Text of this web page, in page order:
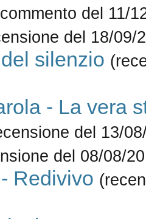
del 11/
del 18/09/
silenzio
- La vera
del 13/
del 08/08/
Redivivo